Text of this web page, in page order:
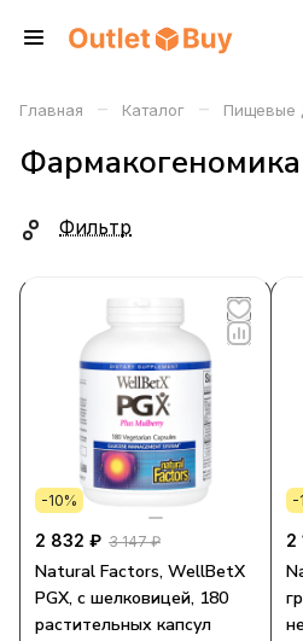
Главная – Каталог – Пищевые
Фармакогеномика
Фильтр
-10%
2 832 ₽ 3 147 ₽
Natural Factors, WellBetX
PGX, с шелковицей, 180
растительных капсул
-
2